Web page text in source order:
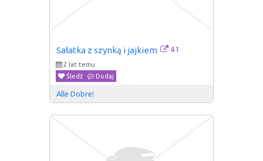
Sałatka z szynką i jajkiem 41
2 lat temu
Śledź
Dodaj
Alle Dobre!